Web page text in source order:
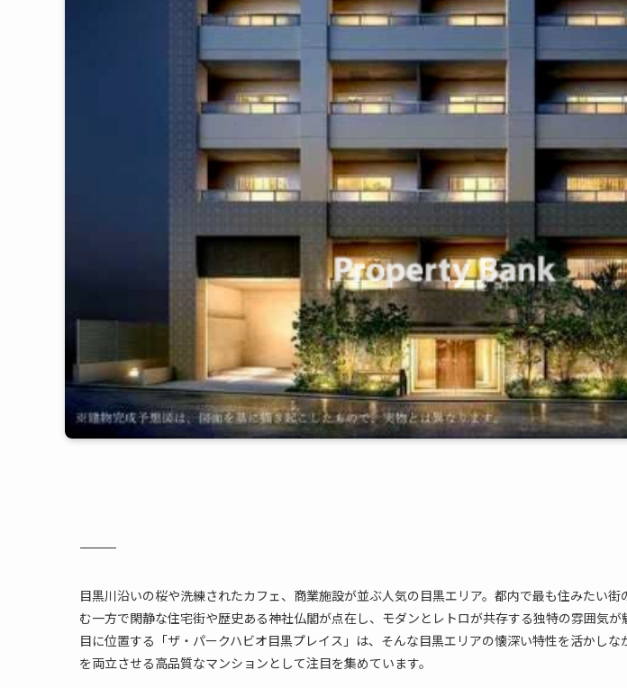
―――――――――――――――――――――――――――――――――――――
目黒川沿いの桜や洗練されたカフェ、商業施設が並ぶ人気の目黒エリア。都内で最も住みたい
む一方で閑静な住宅街や歴史ある神社仏閣が点在し、モダンとレトロが共存する独特の雰囲気
目に位置する「ザ・パークハビオ目黒プレイス」は、そんな目黒エリアの懐深い特性を活かし
を両立させる高品質なマンションとして注目を集めています。